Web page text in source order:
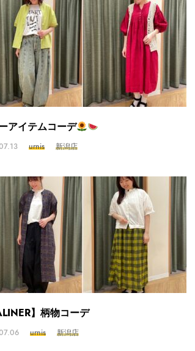
アイテムコーデ
urnis 新潟店
】柄物コーデ
urnis 新潟店